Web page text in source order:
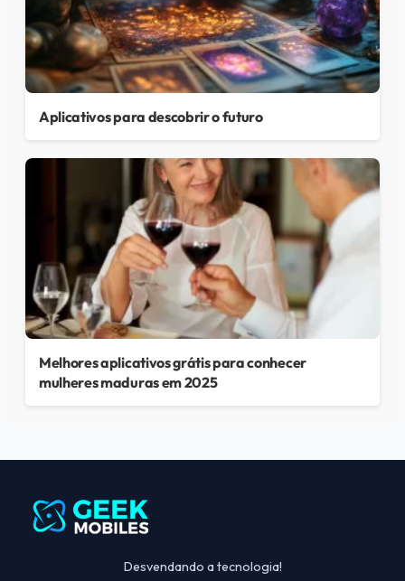
Aplicativos para descobrir o futuro
Melhores aplicativos grátis para conhecer
mulheres maduras em 2025
Desvendando a tecnologia!